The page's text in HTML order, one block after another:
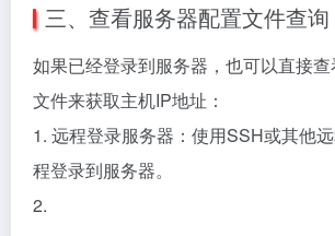
三、查看服务器配置文件查询
如果已经登录到服务器，也可以直接
文件来获取主机IP地址：
1. 远程登录服务器：使用SSH或其他
程登录到服务器。
2.